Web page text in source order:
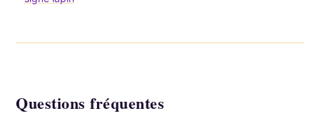
Questions fréquentes